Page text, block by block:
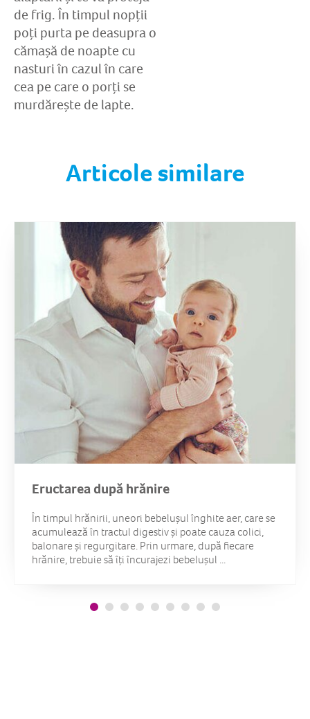
de frig. În timpul nopții
poți purta pe deasupra o
cămașă de noapte cu
nasturi în cazul în care
cea pe care o porți se
murdărește de lapte.
Articole similare
Eructarea după hrănire
În timpul hrănirii, uneori bebelușul înghite aer, care se
acumulează în tractul digestiv și poate cauza colici,
balonare și regurgitare. Prin urmare, după fiecare
hrănire, trebuie să îți încurajezi bebelușul ...